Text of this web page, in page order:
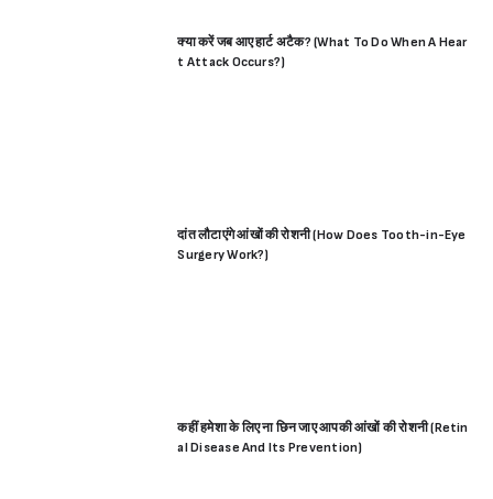
क्या करें जब आए हार्ट अटैक? (What To Do When A Hear
t Attack Occurs?)
दांत लौटाएंगे आंखों की रोशनी (How Does Tooth-in-Eye
Surgery Work?)
कहीं हमेशा के लिए ना छिन जाए आपकी आंखों की रोशनी (Retin
al Disease And Its Prevention)